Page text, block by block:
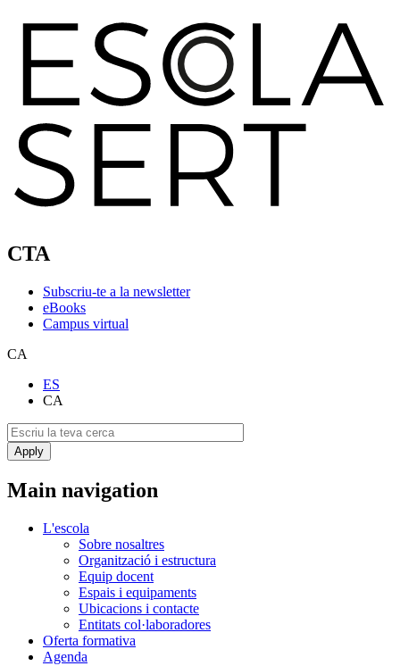
CTA
Subscriu-te a la newsletter
eBooks
Campus virtual
CA
ES
CA
Main navigation
L'escola
Sobre nosaltres
Organització i estructura
Equip docent
Espais i equipaments
Ubicacions i contacte
Entitats col·laboradores
Oferta formativa
Agenda